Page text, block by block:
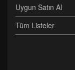
Uygun Satın Al
Tüm Listeler